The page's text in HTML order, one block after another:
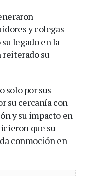
y colegas
legado en la
reiterado su
solo por sus
su cercanía con
y su impacto en
que su
conmoción en